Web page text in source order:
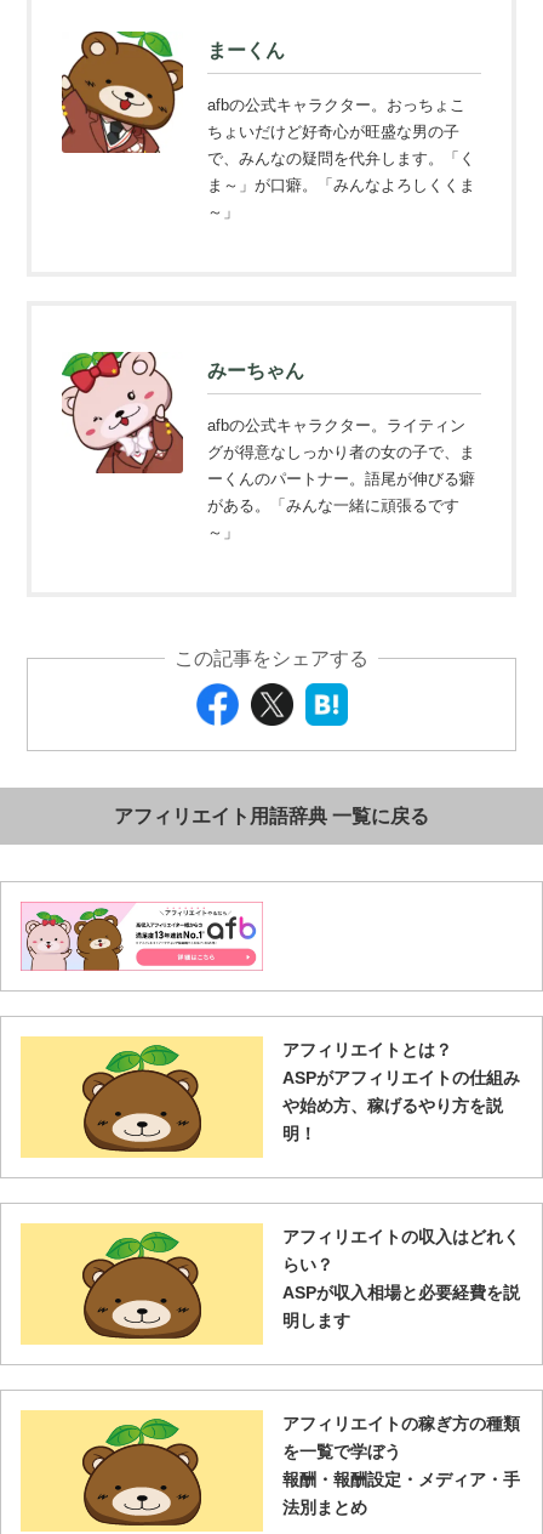
まーくん
afbの公式キャラクター。おっちょこ
ちょいだけど好奇心が旺盛な男の子
で、みんなの疑問を代弁します。「く
ま～」が口癖。「みんなよろしくくま
～」
みーちゃん
afbの公式キャラクター。ライティン
グが得意なしっかり者の女の子で、ま
ーくんのパートナー。語尾が伸びる癖
がある。「みんな一緒に頑張るです
～」
この記事をシェアする
アフィリエイト用語辞典 一覧に戻る
アフィリエイトとは？
ASPがアフィリエイトの仕組み
や始め方、稼げるやり方を説
明！
アフィリエイトの収入はどれく
らい？
ASPが収入相場と必要経費を説
明します
アフィリエイトの稼ぎ方の種類
を一覧で学ぼう
報酬・報酬設定・メディア・手
法別まとめ